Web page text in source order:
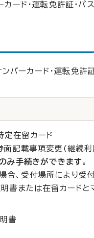
ード・運転免許証・パ
ーカード・運転免許
定在留カード
面記載事項変更(継続
み手続きができます。
、受付場所により受
書または在留カード
書